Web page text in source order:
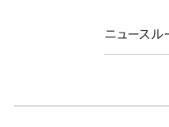
ニュースル